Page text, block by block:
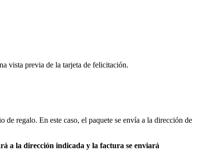
vista previa de la tarjeta de felicitación.
regalo. En este caso, el paquete se envía a la dirección de
a la dirección indicada y la factura se enviará